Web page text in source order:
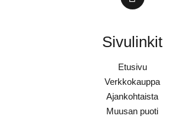
Sivulinkit
Etusivu
Verkkokauppa
Ajankohtaista
Muusan puoti